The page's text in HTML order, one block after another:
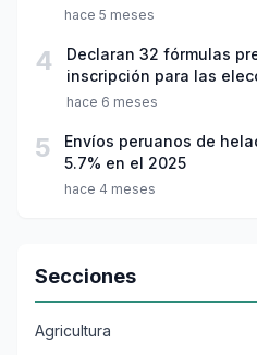
hace 5 meses
4
Declaran 32 fórmulas
inscripción para las
hace 6 meses
5
Envíos peruanos de
5.7% en el 2025
hace 4 meses
Secciones
Agricultura